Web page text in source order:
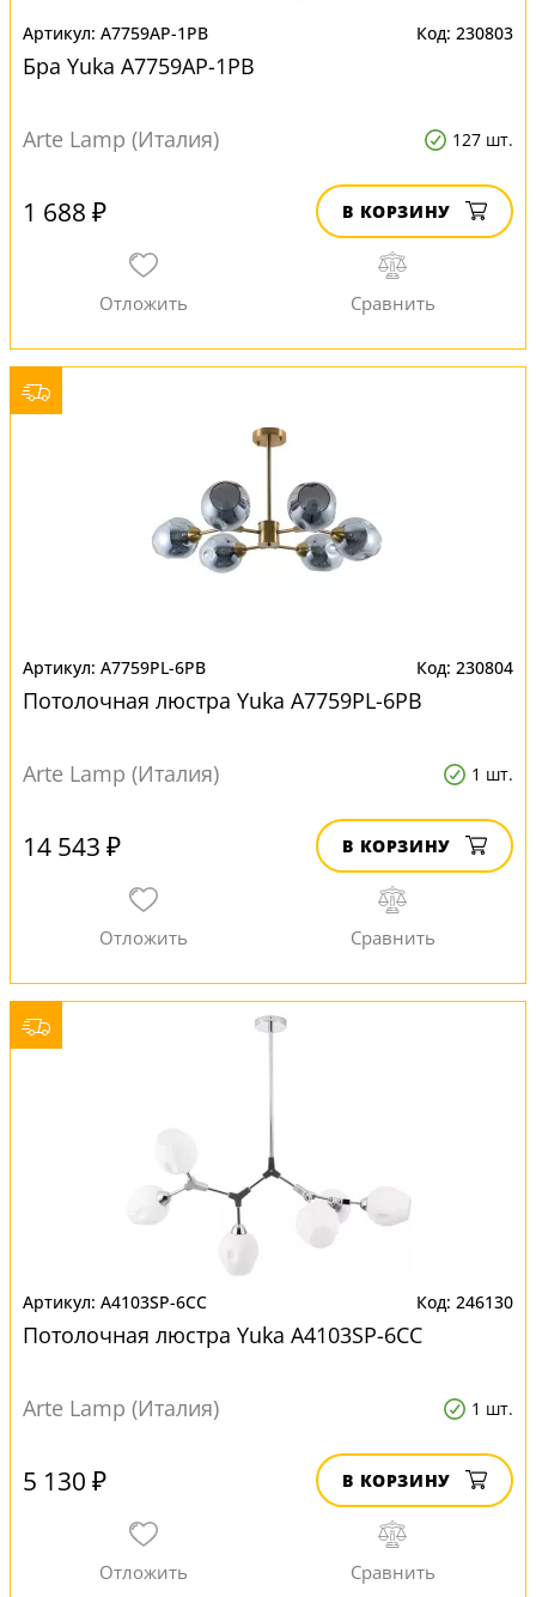
A7759AP-1PB 230803
Бра Yuka A7759AP-1PB
Arte Lamp (Италия) 127 шт.
1 688 ₽ В КОРЗИНУ
A7759PL-6PB 230804
Потолочная люстра Yuka A7759PL-6PB
Arte Lamp (Италия) 1 шт.
14 543 ₽ В КОРЗИНУ
A4103SP-6CC 246130
Потолочная люстра Yuka A4103SP-6CC
Arte Lamp (Италия) 1 шт.
5 130 ₽ В КОРЗИНУ